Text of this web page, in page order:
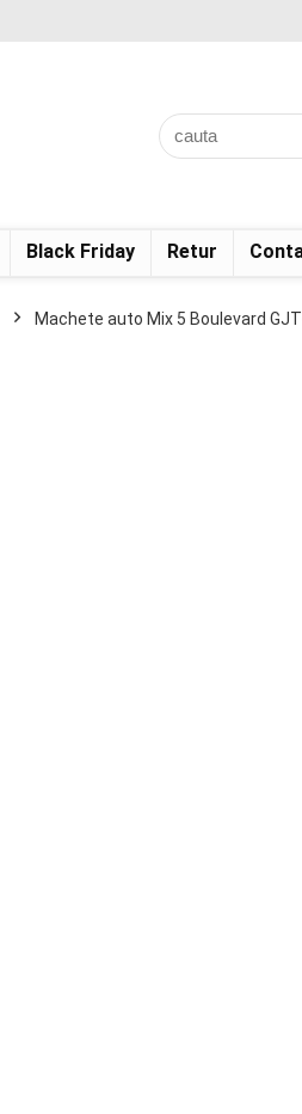
Black Friday Retur
Machete auto Mix 5 Boulevard